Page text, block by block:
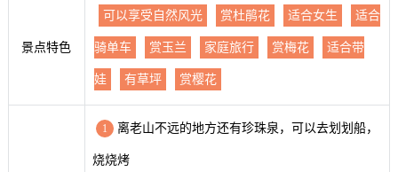
景点特色
可以享受自然风光 赏杜鹃花 适合女生 适合
骑单车 赏玉兰 家庭旅行 赏梅花 适合带
娃 有草坪 赏樱花
1 离老山不远的地方还有珍珠泉，可以去划划船，
烧烧烤